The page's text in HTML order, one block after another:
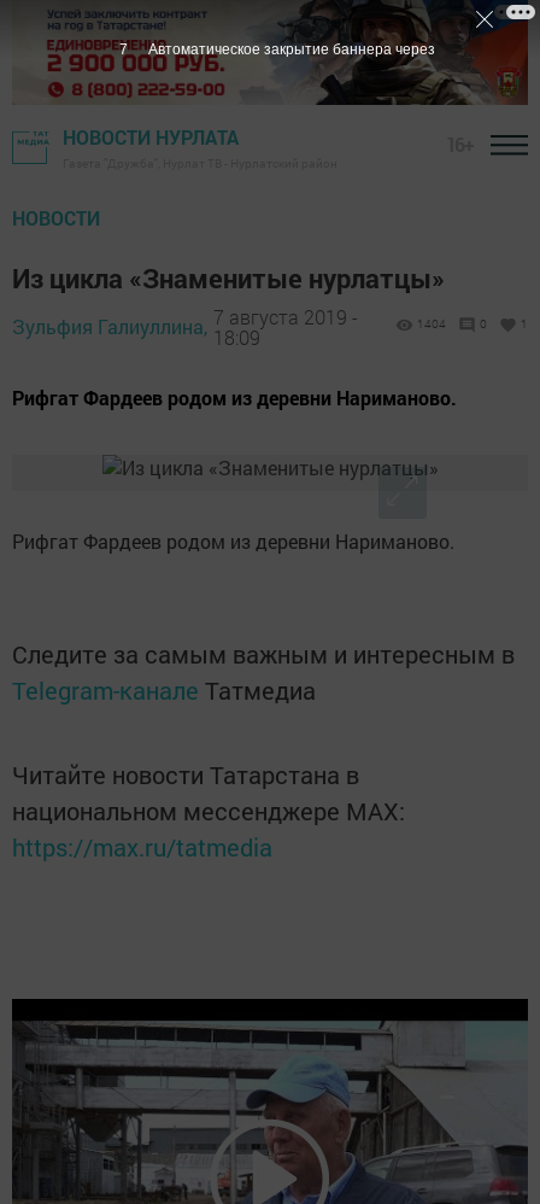
НОВОСТИ НУРЛАТА
НОВОСТИ
Из цикла «Знаменитые нурлатцы»
Зульфия Галиуллина, 7 августа 2019 -
18:09
1404 0 1
Рифгат Фардеев родом из деревни Нариманово.
Рифгат Фардеев родом из деревни Нариманово.
Следите за самым важным и интересным в
Telegram-канале Татмедиа
Читайте новости Татарстана в
национальном мессенджере MАХ:
https://max.ru/tatmedia
6 Автоматическое закрытие баннера через